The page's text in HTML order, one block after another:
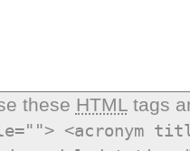
these HTMLtags
<acronym